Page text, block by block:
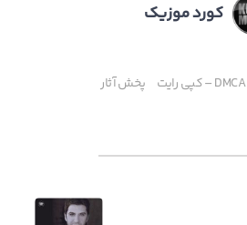
کورد موزیک
DMCA – کپی رایت پخش آثار